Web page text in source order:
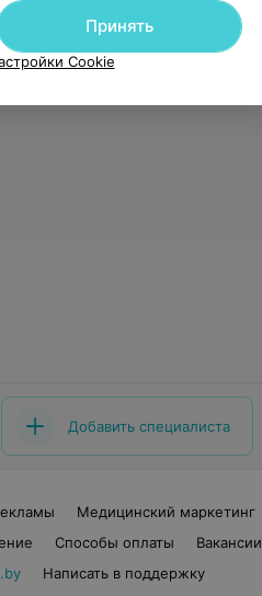
Добавить специалиста
Медицинский маркетинг
Способы оплаты
Вакансии
Написать в поддержку
Принять
Cookie